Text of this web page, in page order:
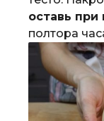
оставь
полтора